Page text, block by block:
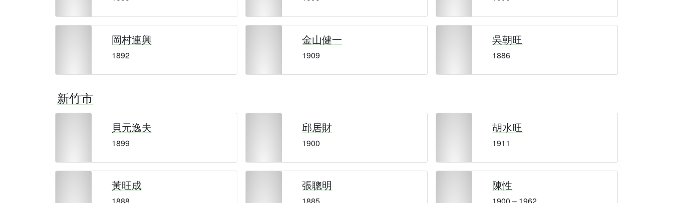
岡村連興
1892
金山健一
1909
吳朝旺
1886
新竹市
貝元逸夫
1899
邱居財
1900
胡水旺
1911
黃旺成 張聰明 陳性